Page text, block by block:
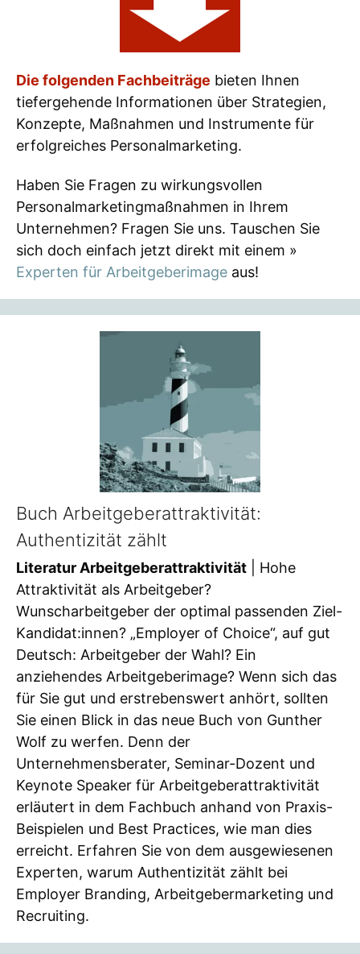
Die folgenden Fachbeiträge bieten Ihnen
tiefergehende Informationen über Strategien,
Konzepte, Maßnahmen und Instrumente für
erfolgreiches Personalmarketing.
Haben Sie Fragen zu wirkungsvollen
Personalmarketingmaßnahmen in Ihrem
Unternehmen? Fragen Sie uns. Tauschen Sie
sich doch einfach jetzt direkt mit einem »
Experten für Arbeitgeberimage aus!
Buch Arbeitgeberattraktivität:
Authentizität zählt
Literatur Arbeitgeberattraktivität | Hohe
Attraktivität als Arbeitgeber?
Wunscharbeitgeber der optimal passenden Ziel-
Kandidat:innen? „Employer of Choice“, auf gut
Deutsch: Arbeitgeber der Wahl? Ein
anziehendes Arbeitgeberimage? Wenn sich das
für Sie gut und erstrebenswert anhört, sollten
Sie einen Blick in das neue Buch von Gunther
Wolf zu werfen. Denn der
Unternehmensberater, Seminar-Dozent und
Keynote Speaker für Arbeitgeberattraktivität
erläutert in dem Fachbuch anhand von Praxis-
Beispielen und Best Practices, wie man dies
erreicht. Erfahren Sie von dem ausgewiesenen
Experten, warum Authentizität zählt bei
Employer Branding, Arbeitgebermarketing und
Recruiting.